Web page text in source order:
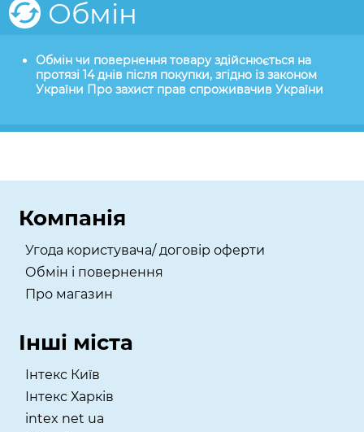
Обмін
Обмін чи повернення товару здійснюється на
протязі 14 днів після покупки, згідно із законом
України Про захист прав спроживачив України
Компанія
Угода користувача/ договір оферти
Обмін і повернення
Про магазин
Інші міста
Інтекс Київ
​Інтекс Харків
intex net ua